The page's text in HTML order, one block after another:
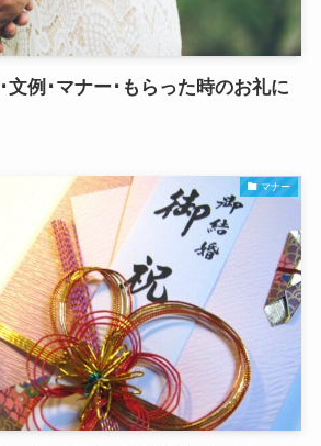
文例･マナー･もらった時のお礼に
マナー